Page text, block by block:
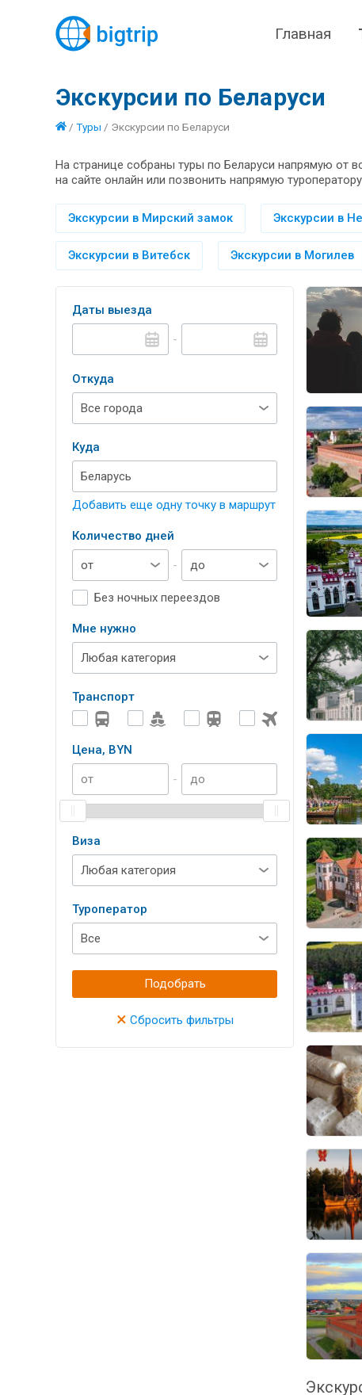
Главная
Экскурсии по Беларуси
/ Туры / Экскурсии по Беларуси
На странице собраны туры по Беларуси напрямую от
на сайте онлайн или позвонить напрямую
Экскурсии в Мирский замок Экскурсии в
Экскурсии в Витебск Экскурсии в Могилев
Даты выезда
-
Откуда
Куда
Добавить еще одну точку в маршрут
Количество дней
-
Без ночных переездов
Мне нужно
Транспорт
Цена, BYN
-
Виза
Туроператор
Подобрать
× Сбросить фильтры